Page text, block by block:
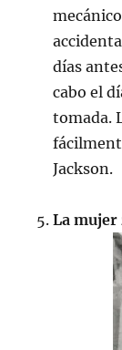
días
cabo el
tomada.
Jackson.
La